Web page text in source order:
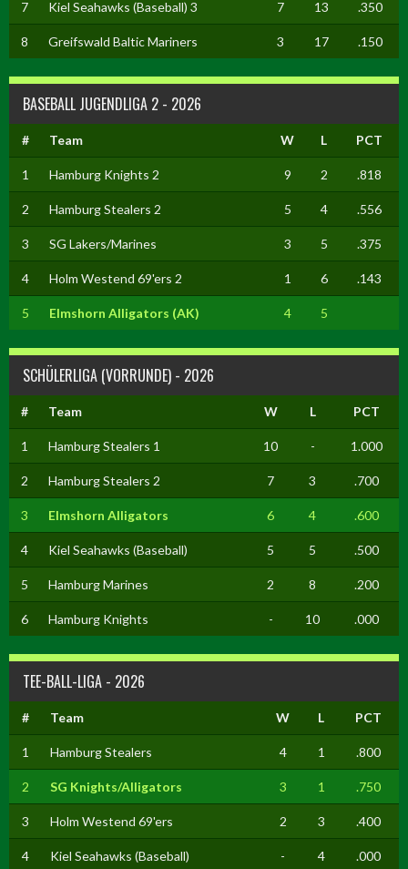
7 Kiel Seahawks (Baseball) 3 7 13 .350
8 Greifswald Baltic Mariners 3 17 .150
BASEBALL JUGENDLIGA 2 - 2026
# Team W L PCT
1 Hamburg Knights 2 9 2 .818
2 Hamburg Stealers 2 5 4 .556
3 SG Lakers/Marines 3 5 .375
4 Holm Westend 69'ers 2 1 6 .143
5 Elmshorn Alligators (AK) 4 5
SCHÜLERLIGA (VORRUNDE) - 2026
# Team W L PCT
1 Hamburg Stealers 1 10 - 1.000
2 Hamburg Stealers 2 7 3 .700
3 Elmshorn Alligators 6 4 .600
4 Kiel Seahawks (Baseball) 5 5 .500
5 Hamburg Marines 2 8 .200
6 Hamburg Knights - 10 .000
TEE-BALL-LIGA - 2026
# Team W L PCT
1 Hamburg Stealers 4 1 .800
2 SG Knights/Alligators 3 1 .750
3 Holm Westend 69'ers 2 3 .400
4 Kiel Seahawks (Baseball) - 4 .000